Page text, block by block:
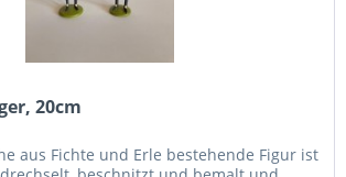
20cm
aus Fichte und Erle bestehende Figur ist